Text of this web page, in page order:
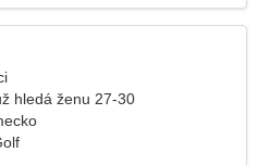
hledá ženu 27-30